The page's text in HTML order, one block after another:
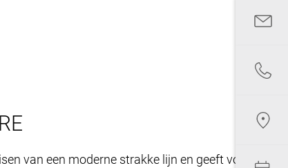
van een moderne strakke lijn en geeft vorm